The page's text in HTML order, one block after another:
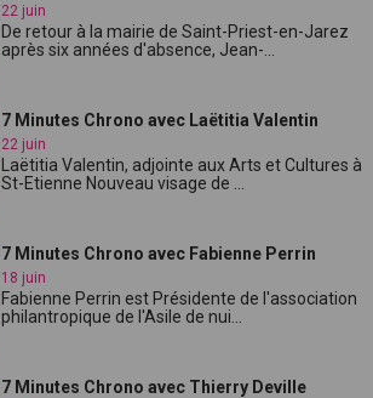
22 juin
De retour à la mairie de Saint-Priest-en-Jarez
après six années d'absence, Jean-...
7 Minutes Chrono avec Laëtitia Valentin
22 juin
Laëtitia Valentin, adjointe aux Arts et Cultures à
St-Etienne Nouveau visage de ...
7 Minutes Chrono avec Fabienne Perrin
18 juin
Fabienne Perrin est Présidente de l'association
philantropique de l'Asile de nui...
7 Minutes Chrono avec Thierry Deville